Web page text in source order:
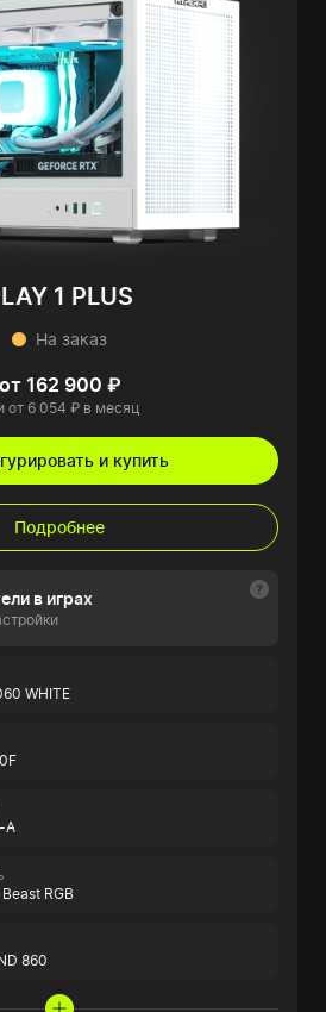
1 PLUS
На заказ
от 162 900 ₽
от 6 054 ₽ в месяц
и купить
Подробнее
в играх
WHITE
A
RGB
860